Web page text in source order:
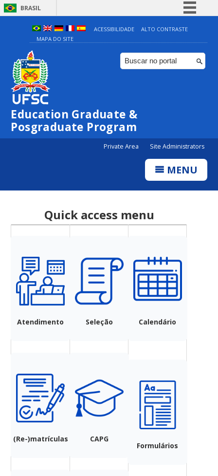
BRASIL
Simplifique!
Comunica BR
Participe
ACESSIBILIDADE
ALTO CONTRASTE
MAPA DO SITE
Education Graduate &
Posgraduate Program
Private Area Site Administrators
MENU
Quick access menu
Atendimento
(Re-)matrículas
Seleção
CAPG
Calendário
Formulários